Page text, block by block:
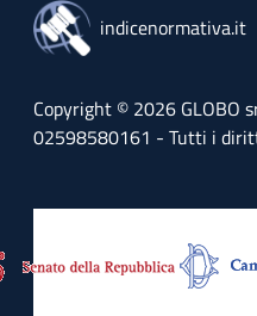
indicenormativa.it
Copyright © 2026 GLOBO
02598580161 - Tutti i